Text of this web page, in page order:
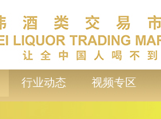
行业动态 视频专区